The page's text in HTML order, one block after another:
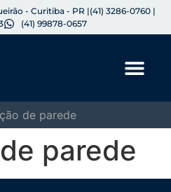
- Curitiba - PR |(41) 3286-0760 |
(41) 99878-0657
de parede
parede